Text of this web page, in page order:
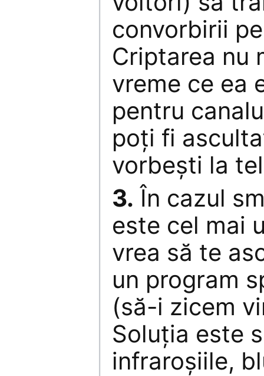
convorbirii
Criptarea nu
vreme ce ea
pentru
poţi fi
vorbeşti la
3. În cazul
este cel mai
vrea să te
un program
(să-i zicem
Soluţia este
infraroşiile,